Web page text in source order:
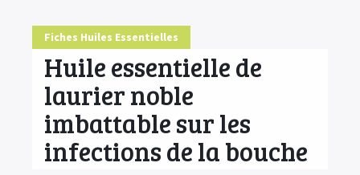
Fiches Huiles Essentielles
Huile essentielle de
laurier noble
imbattable sur les
infections de la bouche
COMMENCER ICI